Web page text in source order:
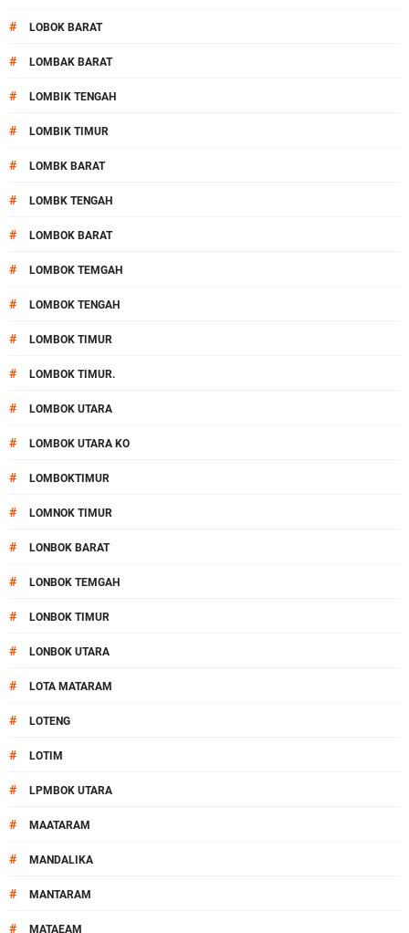
# LOBOK BARAT
# LOMBAK BARAT
# LOMBIK TENGAH
# LOMBIK TIMUR
# LOMBK BARAT
# LOMBK TENGAH
# LOMBOK BARAT
# LOMBOK TEMGAH
# LOMBOK TENGAH
# LOMBOK TIMUR
# LOMBOK TIMUR.
# LOMBOK UTARA
# LOMBOK UTARA KO
# LOMBOKTIMUR
# LOMNOK TIMUR
# LONBOK BARAT
# LONBOK TEMGAH
# LONBOK TIMUR
# LONBOK UTARA
# LOTA MATARAM
# LOTENG
# LOTIM
# LPMBOK UTARA
# MAATARAM
# MANDALIKA
# MANTARAM
# MATAEAM